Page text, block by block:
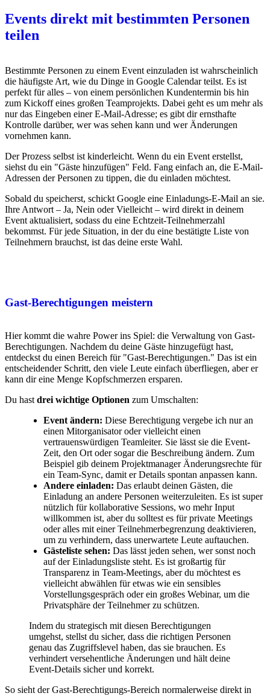
Events direkt mit bestimmten Personen
teilen
Bestimmte Personen zu einem Event einzuladen ist wahrscheinlich
die häufigste Art, wie du Dinge in Google Calendar teilst. Es ist
perfekt für alles – von einem persönlichen Kundentermin bis hin
zum Kickoff eines großen Teamprojekts. Dabei geht es um mehr als
nur das Eingeben einer E-Mail-Adresse; es gibt dir ernsthafte
Kontrolle darüber, wer was sehen kann und wer Änderungen
vornehmen kann.
Der Prozess selbst ist kinderleicht. Wenn du ein Event erstellst,
siehst du ein "Gäste hinzufügen" Feld. Fang einfach an, die E-Mail-
Adressen der Personen zu tippen, die du einladen möchtest.
Sobald du speicherst, schickt Google eine Einladungs-E-Mail an sie.
Ihre Antwort – Ja, Nein oder Vielleicht – wird direkt in deinem
Event aktualisiert, sodass du eine Echtzeit-Teilnehmerzahl
bekommst. Für jede Situation, in der du eine bestätigte Liste von
Teilnehmern brauchst, ist das deine erste Wahl.
Gast-Berechtigungen meistern
Hier kommt die wahre Power ins Spiel: die Verwaltung von Gast-
Berechtigungen. Nachdem du deine Gäste hinzugefügt hast,
entdeckst du einen Bereich für "Gast-Berechtigungen." Das ist ein
entscheidender Schritt, den viele Leute einfach überfliegen, aber er
kann dir eine Menge Kopfschmerzen ersparen.
Du hast drei wichtige Optionen zum Umschalten:
Event ändern: Diese Berechtigung vergebe ich nur an
einen Mitorganisator oder vielleicht einen
vertrauenswürdigen Teamleiter. Sie lässt sie die Event-
Zeit, den Ort oder sogar die Beschreibung ändern. Zum
Beispiel gib deinem Projektmanager Änderungsrechte für
ein Team-Sync, damit er Details spontan anpassen kann.
Andere einladen: Das erlaubt deinen Gästen, die
Einladung an andere Personen weiterzuleiten. Es ist super
nützlich für kollaborative Sessions, wo mehr Input
willkommen ist, aber du solltest es für private Meetings
oder alles mit einer Teilnehmerbegrenzung deaktivieren,
um zu verhindern, dass unerwartete Leute auftauchen.
Gästeliste sehen: Das lässt jeden sehen, wer sonst noch
auf der Einladungsliste steht. Es ist großartig für
Transparenz in Team-Meetings, aber du möchtest es
vielleicht abwählen für etwas wie ein sensibles
Vorstellungsgespräch oder ein großes Webinar, um die
Privatsphäre der Teilnehmer zu schützen.
Indem du strategisch mit diesen Berechtigungen
umgehst, stellst du sicher, dass die richtigen Personen
genau das Zugriffslevel haben, das sie brauchen. Es
verhindert versehentliche Änderungen und hält deine
Event-Details sicher und korrekt.
So sieht der Gast-Berechtigungs-Bereich normalerweise direkt in